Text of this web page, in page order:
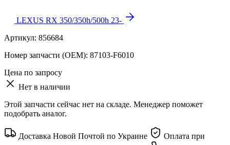
LEXUS RX 350/350h/500h 23-
Артикул: 856684
Номер запчасти (OEM): 87103-F6010
Цена по запросу
Нет в наличии
Этой запчасти сейчас нет на складе. Менеджер поможет
подобрать аналог.
Доставка Новой Почтой по Украине
Оплата при